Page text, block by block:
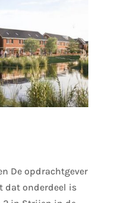
De opdrachtgever
dat onderdeel is